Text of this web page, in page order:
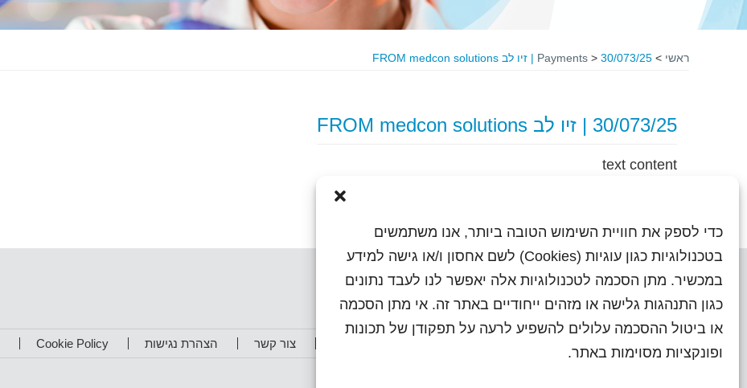
כדי לספק את חוויית השימוש הטובה ביותר, אנו משתמשים
בטכנולוגיות כגון עוגיות (Cookies) לשם אחסון ו/או גישה למידע
במכשיר. מתן הסכמה לטכנולוגיות אלה יאפשר לנו לעבד נתונים
כגון התנהגות גלישה או מזהים ייחודיים באתר זה. אי מתן הסכמה
או ביטול ההסכמה עלולים להשפיע לרעה על תפקודן של תכונות
ופונקציות מסוימות באתר.
ראשי >
Payments > 30/073/25 | זיו לב FROM medcon solutions
30/073/25 | זיו לב FROM medcon solutions
text content
צור קשר הצהרת נגישות Cookie Policy